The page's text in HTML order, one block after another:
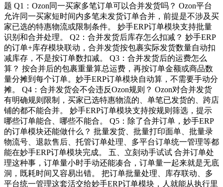
题 Q1：Ozon同一买家多笔订单可以合并发货吗？ Ozon平台
允许同一买家短时间内多笔未发货订单合并，前提是不涉及买
家已选的特惠物流或限制条件。 妙手ERP订单模块支持批量
识别和合并处理。 Q2：合并发货后库存怎么扣减？ 妙手ERP
的订单+库存模块联动，合并发货按包裹实际发货数量自动扣
减库存，不是按订单数扣减。 Q3：合并发货后的运费怎么
算？ 按合并后的包裹重量算总运费，再按订单金额或商品数
量分摊到每个订单。妙手ERP订单模块自动算，不需要手动分
摊。 Q4：合并发货会不会违反Ozon规则？ Ozon对合并发货
有明确规则限制，买家已选特惠物流的、单笔已发货的、跨店
铺的都不能合并。 妙手ERP订单模块支持按规则筛选，提示
哪些订单能合、哪些不能合。 Q5：除了合并订单，妙手ERP
的订单模块还能做什么？ 批量发货、批量打印面单、批量录
物流号、退款售后、托管订单处理、多平台订单统一管理等都
能在妙手ERP订单模块完成。 五、立刻动手试试 合并订单处
理这种事，订单量小时手动还能凑合，订单量一起来就是无底
洞，既耗时间又容易出错。 把订单批量处理、库存联动、多
平台统一管理这套活交给妙手ERP订单模块，人就能从执行里